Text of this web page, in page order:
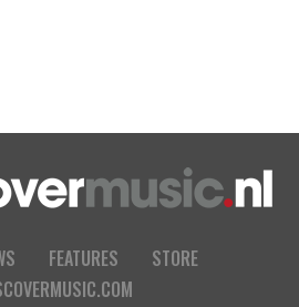
FEATURES
STORE